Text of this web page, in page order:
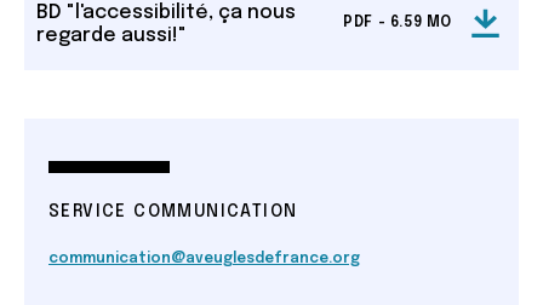
BD "l'accessibilité, ça nous
regarde aussi!"
PDF - 6.59 MO
SERVICE COMMUNICATION
communication@aveuglesdefrance.org